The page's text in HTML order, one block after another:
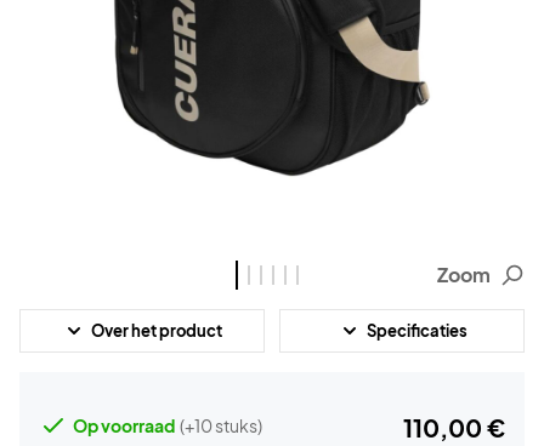
Zoom
Over het product Specificaties
Op voorraad (+10 stuks) 110,00 €